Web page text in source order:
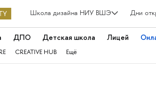
Школа дизайна НИУ ВШЭ Дни
ДПО Детская школа Лицей
CREATIVE HUB Ещё